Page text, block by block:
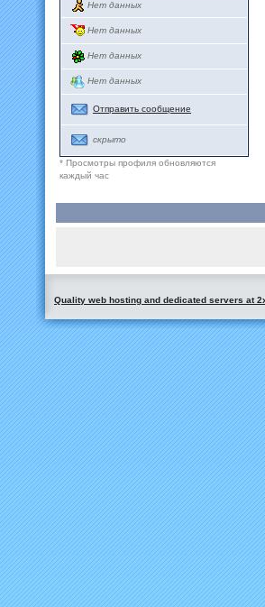
Нет данных
Нет данных
Нет данных
Нет данных
Отправить сообщение
скрыто
* Просмотры профиля обновляются
каждый час
Quality web hosting and dedicated servers at